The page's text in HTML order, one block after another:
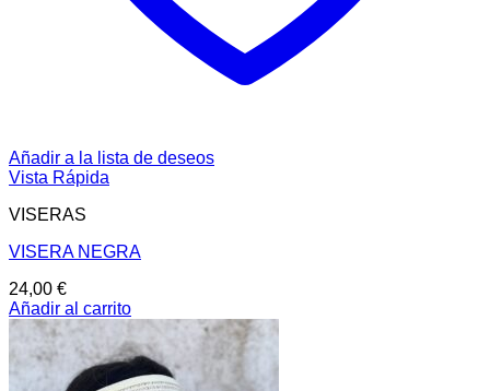
Añadir a la lista de deseos
Vista Rápida
VISERAS
VISERA NEGRA
24,00 €
Añadir al carrito